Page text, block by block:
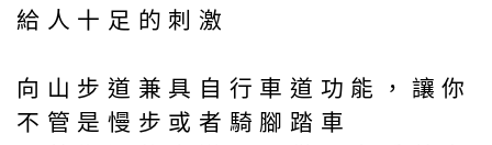
給人十足的刺激
向山步道兼具自行車道功能，讓你
不管是慢步或者騎腳踏車